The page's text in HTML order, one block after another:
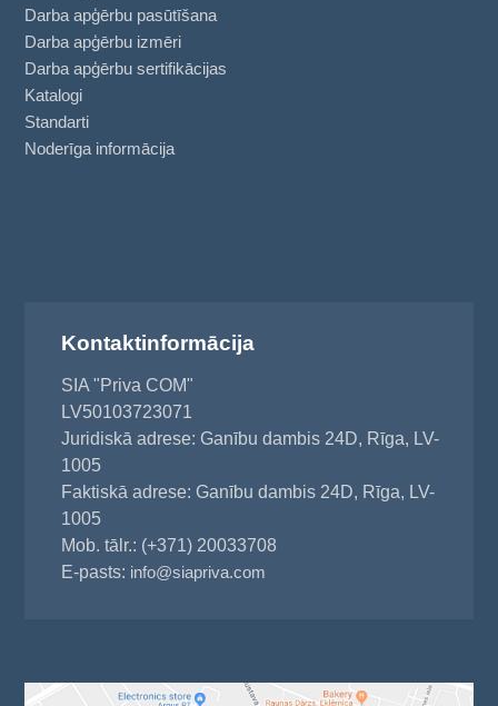
Darba apģērbu pasūtīšana
Darba apģērbu izmēri
Darba apģērbu sertifikācijas
Katalogi
Standarti
Noderīga informācija
Kontaktinformācija
SIA "Priva COM"
LV50103723071
Juridiskā adrese: Ganību dambis 24D, Rīga, LV-
1005
Faktiskā adrese: Ganību dambis 24D, Rīga, LV-
1005
Mob. tālr.: (+371) 20033708
E-pasts: info@siapriva.com